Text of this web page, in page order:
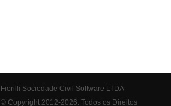
Fiorilli Sociedade Civil Software LTDA
© Copyright 2012-2026. Todos os Direitos